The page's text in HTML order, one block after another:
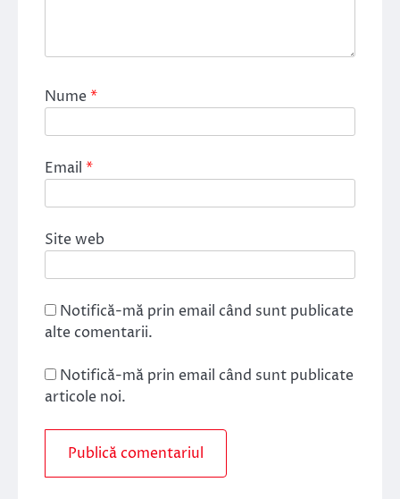
Nume*
Email *
Site web
Notifică-mă prin email când sunt publicate
alte comentarii.
Notifică-mă prin email când sunt publicate
articole noi.